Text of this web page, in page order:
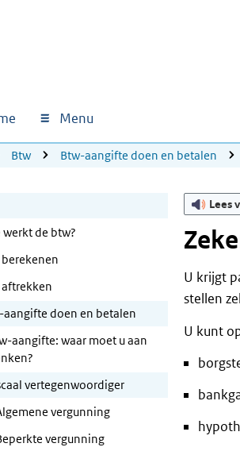
Menu
hier:
Btw Btw-aangifte doen en betalen
werkt de btw?
berekenen
aftrekken
aangifte doen en betalen
aangifte: waar moet u aan
vertegenwoordiger
vergunning
vergunning
Lees
U krijgt
stellen
U kunt